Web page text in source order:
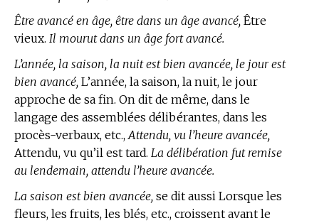
Être avancé en âge, être dans un âge avancé, Être
vieux. Il mourut dans un âge fort avancé.
L’année, la saison, la nuit est bien avancée, le jour est
bien avancé, L’année, la saison, la nuit, le jour
approche de sa fin. On dit de même, dans le
langage des assemblées délibérantes, dans les
procès-verbaux, etc.,Attendu, vu l’heure avancée,
Attendu, vu qu’il est tard. La délibération fut remise
au lendemain, attendu l’heure avancée.
La saison est bien avancée, se dit aussi Lorsque les
fleurs, les fruits, les blés, etc., croissent avant le